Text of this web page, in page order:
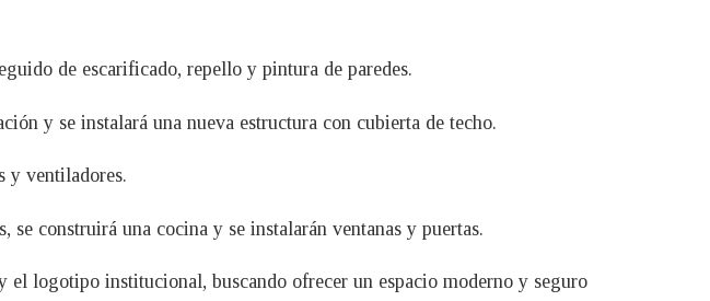
de escarificado, repello y pintura de paredes.
y se instalará una nueva estructura con cubierta de techo.
y ventiladores.
construirá una cocina y se instalarán ventanas y puertas.
el logotipo institucional, buscando ofrecer un espacio moderno y seguro